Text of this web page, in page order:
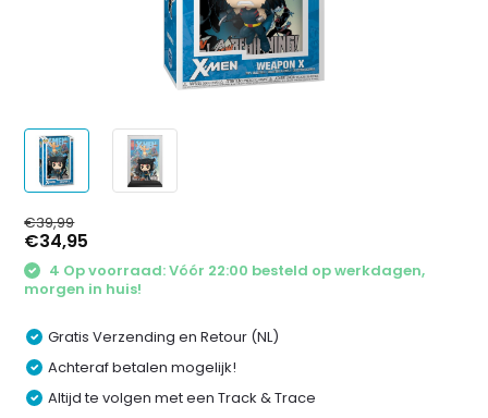
€39,99
€34,95
4 Op voorraad: Vóór 22:00 besteld op werkdagen,
morgen in huis!
Gratis Verzending en Retour (NL)
Achteraf betalen mogelijk!
Altijd te volgen met een Track & Trace